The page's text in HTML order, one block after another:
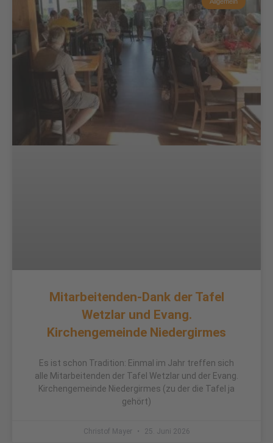
Mitarbeitenden-Dank der Tafel
Wetzlar und Evang.
Kirchengemeinde Niedergirmes
Es ist schon Tradition: Einmal im Jahr treffen sich
alle Mitarbeitenden der Tafel Wetzlar und der Evang.
Kirchengemeinde Niedergirmes (zu der die Tafel ja
gehört)
Christof Mayer 25. Juni 2026